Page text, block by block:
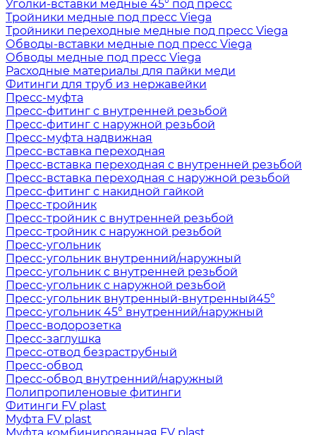
Уголки-вставки медные 45° под пресс
Тройники медные под пресс Viega
Тройники переходные медные под пресс Viega
Обводы-вставки медные под пресс Viega
Обводы медные под пресс Viega
Расходные материалы для пайки меди
Фитинги для труб из нержавейки
Пресс-муфта
Пресс-фитинг с внутренней резьбой
Пресс-фитинг с наружной резьбой
Пресс-муфта надвижная
Пресс-вставка переходная
Пресс-вставка переходная с внутренней резьбой
Пресс-вставка переходная с наружной резьбой
Пресс-фитинг с накидной гайкой
Пресс-тройник
Пресс-тройник с внутренней резьбой
Пресс-тройник с наружной резьбой
Пресс-угольник
Пресс-угольник внутренний/наружный
Пресс-угольник с внутренней резьбой
Пресс-угольник с наружной резьбой
Пресс-угольник внутренный-внутренный45°
Пресс-угольник 45° внутренний/наружный
Пресс-водорозетка
Пресс-заглушка
Пресс-отвод безраструбный
Пресс-обвод
Пресс-обвод внутренний/наружный
Полипропиленовые фитинги
Фитинги FV plast
Муфта FV plast